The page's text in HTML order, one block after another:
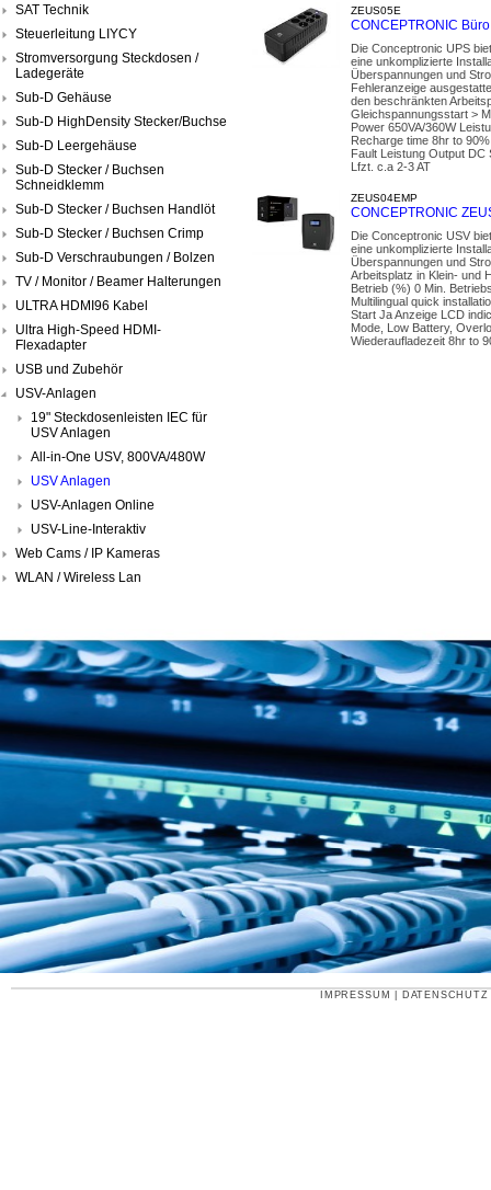
SAT Technik
Steuerleitung LIYCY
Stromversorgung Steckdosen /
Ladegeräte
Sub-D Gehäuse
Sub-D HighDensity Stecker/Buchse
Sub-D Leergehäuse
Sub-D Stecker / Buchsen
Schneidklemm
Sub-D Stecker / Buchsen Handlöt
Sub-D Stecker / Buchsen Crimp
Sub-D Verschraubungen / Bolzen
TV / Monitor / Beamer Halterungen
ULTRA HDMI96 Kabel
Ultra High-Speed HDMI-
Flexadapter
USB und Zubehör
USV-Anlagen
19" Steckdosenleisten IEC für
USV Anlagen
All-in-One USV, 800VA/480W
USV Anlagen
USV-Anlagen Online
USV-Line-Interaktiv
Web Cams / IP Kameras
WLAN / Wireless Lan
ZEUS05E
CONCEPTRONIC
Die Conceptronic UPS
eine unkomplizierte
Überspannungen und
Fehleranzeige
den beschränkten
Gleichspannungsstart >
Power 650VA/360W
Recharge time 8hr to
Fault Leistung Output DC
Lfzt. c.a 2-3 AT
ZEUS04EMP
CONCEPTRONIC
Die Conceptronic USV
eine unkomplizierte
Überspannungen und
Arbeitsplatz in Klein- und
Betrieb (%) 0 Min.
Multilingual quick
Start Ja Anzeige LCD
Mode, Low Battery,
Wiederaufladezeit 8hr to
IMPRESSUM DATENSCHUTZ